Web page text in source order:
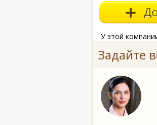
У этой
Задайте